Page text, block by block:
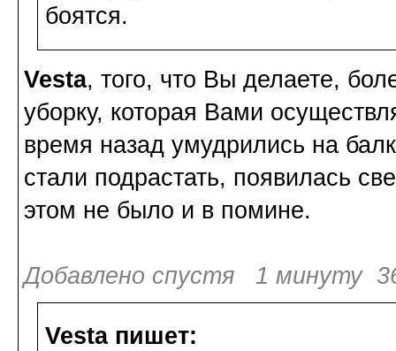
боятся.
Vesta, того, что Вы делаете,
уборку, которая Вами
время назад умудрились на
стали подрастать, появилась
этом не было и в помине.
Добавлено спустя 1 минуту
Vesta пишет: